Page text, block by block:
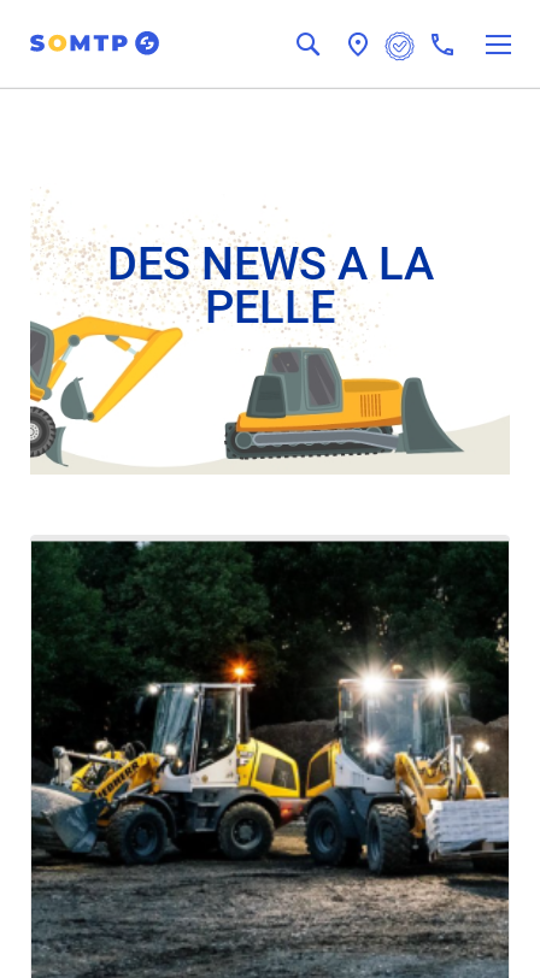
DES NEWS À LA
PELLE